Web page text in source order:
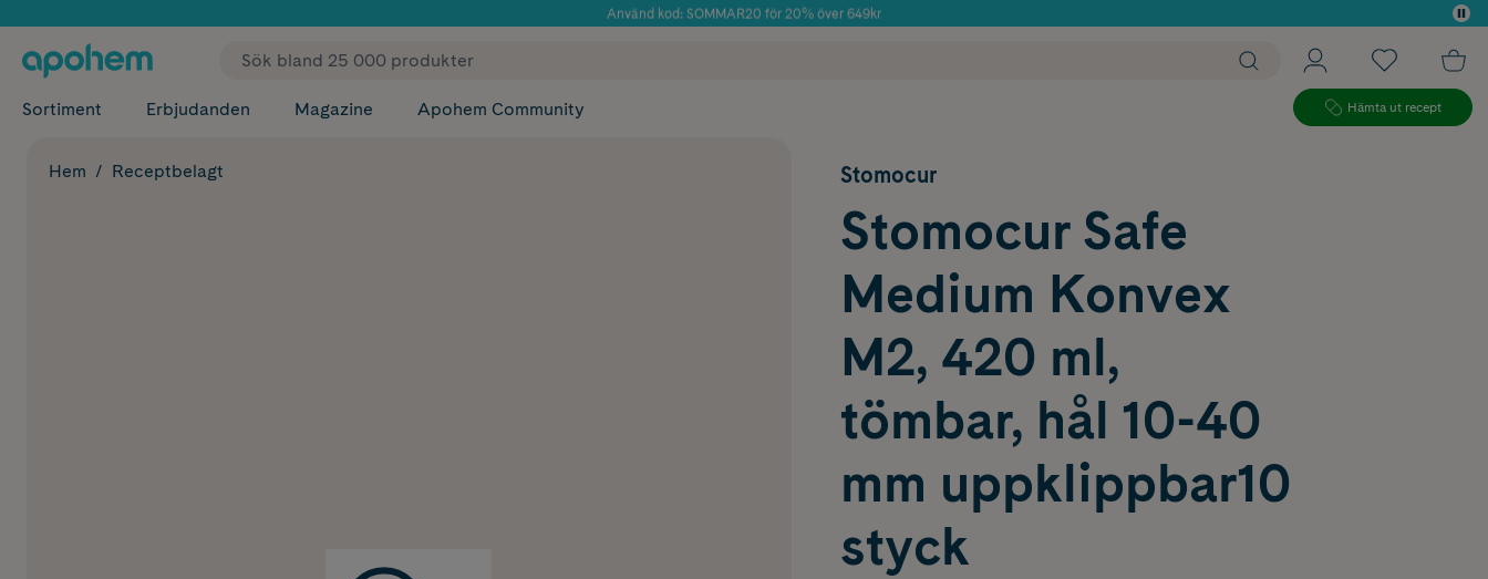
Använd kod: SOMMAR20 för 20% över 649kr
✓ Fri frakt
Sortiment Erbjudanden Magazine Apohem Community Hämta ut recept
Hem Receptbelagt Stomocur
Stomocur Safe
Medium Konvex
M2, 420 ml,
tömbar, hål 10-40
mm uppklippbar10
styck